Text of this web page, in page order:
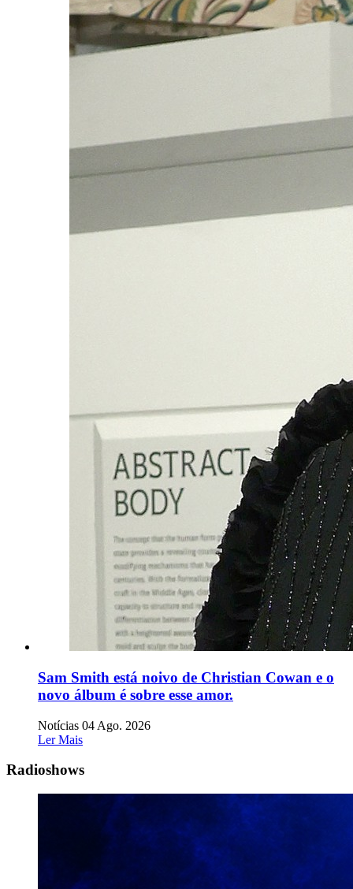
Sam Smith está noivo de Christian Cowan e o
novo álbum é sobre esse amor.
Notícias 04 Ago. 2026
Ler Mais
Radioshows